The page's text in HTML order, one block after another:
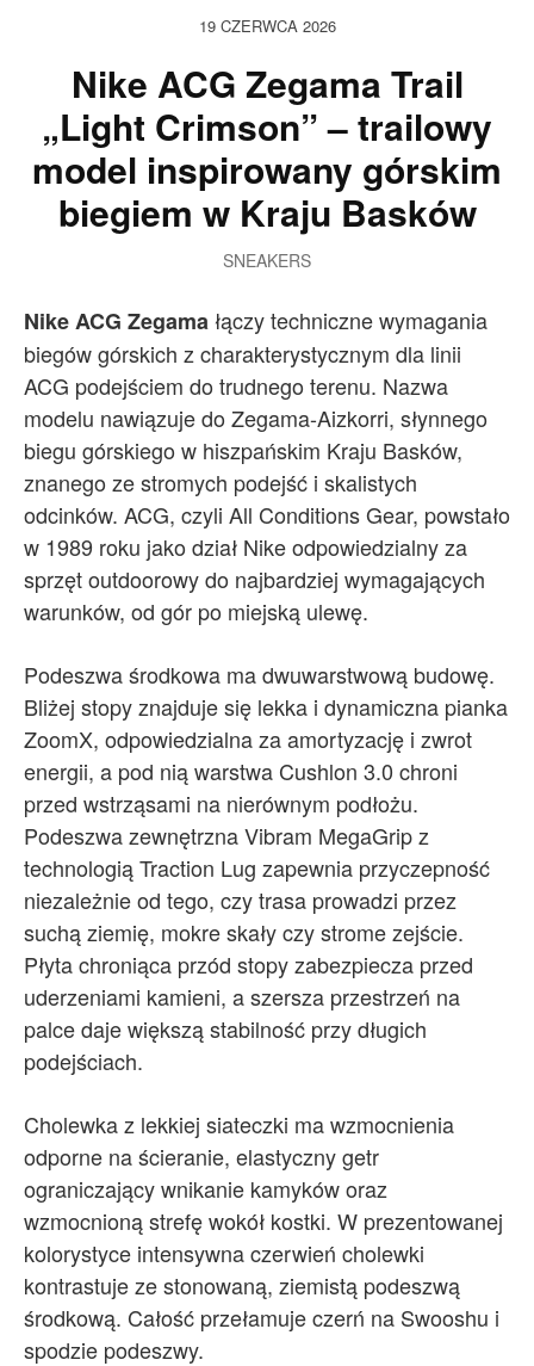
19 CZERWCA 2026
Nike ACG Zegama Trail
„Light Crimson” – trailowy
model inspirowany górskim
biegiem w Kraju Basków
SNEAKERS
Nike ACG Zegamałączy techniczne wymagania
biegów górskich z charakterystycznym dla linii
ACG podejściem do trudnego terenu. Nazwa
modelu nawiązuje do Zegama-Aizkorri, słynnego
biegu górskiego w hiszpańskim Kraju Basków,
znanego ze stromych podejść i skalistych
odcinków. ACG, czyli All Conditions Gear, powstało
w 1989 roku jako dział Nike odpowiedzialny za
sprzęt outdoorowy do najbardziej wymagających
warunków, od gór po miejską ulewę.
Podeszwa środkowa ma dwuwarstwową budowę.
Bliżej stopy znajduje się lekka i dynamiczna pianka
ZoomX, odpowiedzialna za amortyzację i zwrot
energii, a pod nią warstwa Cushlon 3.0 chroni
przed wstrząsami na nierównym podłożu.
Podeszwa zewnętrzna Vibram MegaGrip z
technologią Traction Lug zapewnia przyczepność
niezależnie od tego, czy trasa prowadzi przez
suchą ziemię, mokre skały czy strome zejście.
Płyta chroniąca przód stopy zabezpiecza przed
uderzeniami kamieni, a szersza przestrzeń na
palce daje większą stabilność przy długich
podejściach.
Cholewka z lekkiej siateczki ma wzmocnienia
odporne na ścieranie, elastyczny getr
ograniczający wnikanie kamyków oraz
wzmocnioną strefę wokół kostki. W prezentowanej
kolorystyce intensywna czerwień cholewki
kontrastuje ze stonowaną, ziemistą podeszwą
środkową. Całość przełamuje czerń na Swooshu i
spodzie podeszwy.